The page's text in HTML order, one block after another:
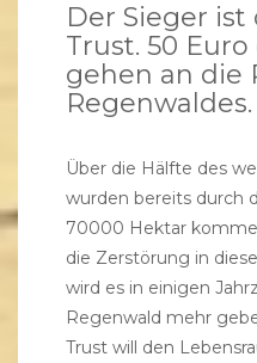
Der Sieger
Trust. 50
gehen an die
Regenwaldes.
Über die Hälfte des
wurden bereits durch
70000 Hektar
die Zerstörung in
wird es in einigen
Regenwald mehr
Trust will den